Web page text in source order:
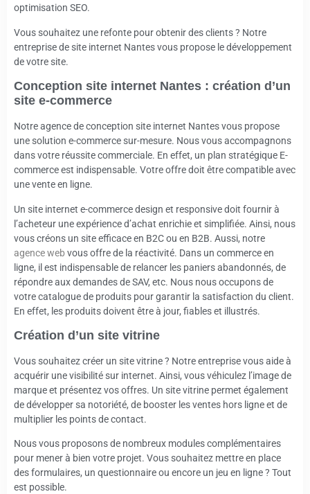
optimisation SEO.
Vous souhaitez une refonte pour obtenir des clients ? Notre
entreprise de site internet Nantes vous propose le développement
de votre site.
Conception site internet Nantes : création d’un
site e-commerce
Notre agence de conception site internet Nantes vous propose
une solution e-commerce sur-mesure. Nous vous accompagnons
dans votre réussite commerciale. En effet, un plan stratégique E-
commerce est indispensable. Votre offre doit être compatible avec
une vente en ligne.
Un site internet e-commerce design et responsive doit fournir à
l’acheteur une expérience d’achat enrichie et simplifiée. Ainsi, nous
vous créons un site efficace en B2C ou en B2B. Aussi, notre
agence web vous offre de la réactivité. Dans un commerce en
ligne, il est indispensable de relancer les paniers abandonnés, de
répondre aux demandes de SAV, etc. Nous nous occupons de
votre catalogue de produits pour garantir la satisfaction du client.
En effet, les produits doivent être à jour, fiables et illustrés.
Création d’un site vitrine
Vous souhaitez créer un site vitrine ? Notre entreprise vous aide à
acquérir une visibilité sur internet. Ainsi, vous véhiculez l’image de
marque et présentez vos offres. Un site vitrine permet également
de développer sa notoriété, de booster les ventes hors ligne et de
multiplier les points de contact.
Nous vous proposons de nombreux modules complémentaires
pour mener à bien votre projet. Vous souhaitez mettre en place
des formulaires, un questionnaire ou encore un jeu en ligne ? Tout
est possible.